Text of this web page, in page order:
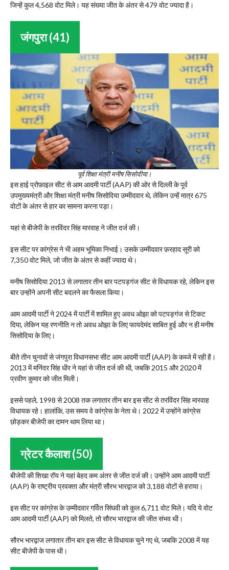
जिन्हें कुल 4,568 वोट मिले। यह संख्या जीत के अंतर से 479 वोट ज्यादा है।
जंगपुरा (41)
पूर्व शिक्षा मंत्री मनीष सिसोदीया।
इस हाई प्रोफ़ाइल सीट से आम आदमी पार्टी (AAP) की ओर से दिल्ली के पूर्व
उपमुख्यमंत्री और शिक्षा मंत्री मनीष सिसोदिया उम्मीदवार थे, लेकिन उन्हें मात्र 675
वोटों के अंतर से हार का सामना करना पड़ा।
यहां से बीजेपी के तरविंदर सिंह मारवाह ने जीत दर्ज की।
इस सीट पर कांग्रेस ने भी अहम भूमिका निभाई। उसके उम्मीदवार फ़रहाद सूरी को
7,350 वोट मिले, जो जीत के अंतर से कहीं ज्यादा थे।
मनीष सिसोदिया 2013 से लगातार तीन बार पटपड़गंज सीट से विधायक रहे, लेकिन इस
बार उन्होंने अपनी सीट बदलने का फैसला किया।
आम आदमी पार्टी ने 2024 में पार्टी में शामिल हुए अवध ओझा को पटपड़गंज से टिकट
दिया, लेकिन यह रणनीति न तो अवध ओझा के लिए फायदेमंद साबित हुई और न ही मनीष
सिसोदिया के लिए।
बीते तीन चुनावों से जंगपुरा विधानसभा सीट आम आदमी पार्टी (AAP) के कब्जे में रही है।
2013 में मनिंदर सिंह धीर ने यहां से जीत दर्ज की थी, जबकि 2015 और 2020 में
प्रवीण कुमार को जीत मिली।
इससे पहले, 1998 से 2008 तक लगातार तीन बार इस सीट से तरविंदर सिंह मारवाह
विधायक रहे। हालांकि, उस समय वे कांग्रेस के नेता थे। 2022 में उन्होंने कांग्रेस
छोड़कर बीजेपी का दामन थाम लिया था।
ग्रेटर कैलाश (50)
बीजेपी की शिखा रॉय ने यहां बेहद कम अंतर से जीत दर्ज की। उन्होंने आम आदमी पार्टी
(AAP) के राष्ट्रीय प्रवक्ता और मंत्री सौरभ भारद्वाज को 3,188 वोटों से हराया।
इस सीट पर कांग्रेस के उम्मीदवार गर्वित सिंघवी को कुल 6,711 वोट मिले। यदि ये वोट
आम आदमी पार्टी (AAP) को मिलते, तो सौरभ भारद्वाज की जीत संभव थी।
सौरभ भारद्वाज लगातार तीन बार इस सीट से विधायक चुने गए थे, जबकि 2008 में यह
सीट बीजेपी के पास थी।